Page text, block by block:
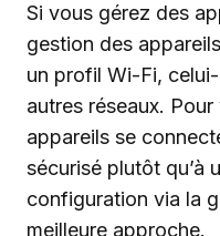
Si vous gérez des
gestion des
un profil Wi-Fi,
autres réseaux.
appareils se
sécurisé plutôt qu’à
configuration via la
meilleure approche.